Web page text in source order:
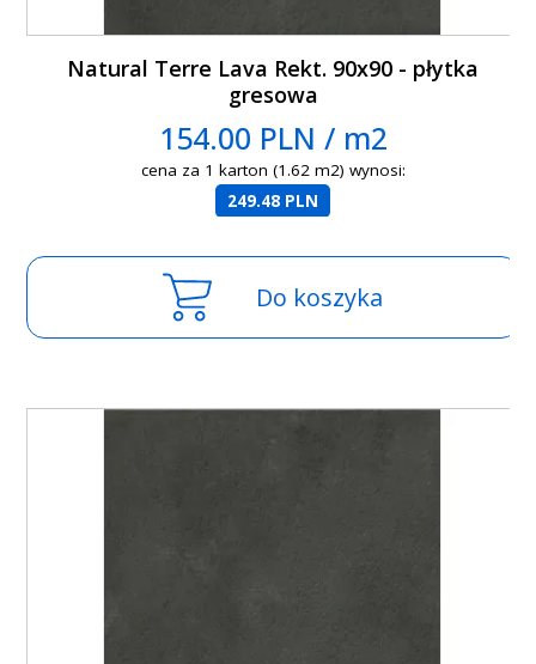
Natural Terre Lava Rekt. 90x90 - płytka
gresowa
154.00 PLN / m2
cena za 1 karton (1.62 m2) wynosi:
249.48 PLN
Do koszyka